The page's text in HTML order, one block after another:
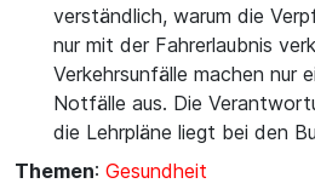
verständlich, warum die
nur mit der Fahrerlaubnis
Verkehrsunfälle machen nur
Notfälle aus. Die
die Lehrpläne liegt bei den
Themen: Gesundheit